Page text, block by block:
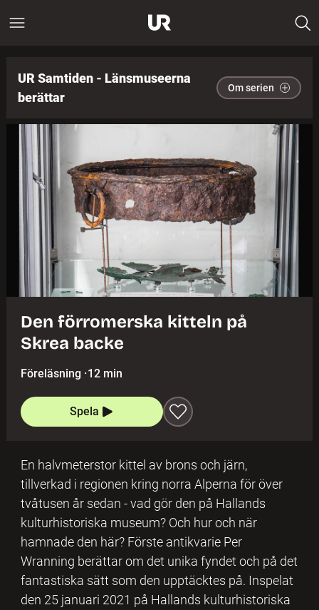
UR Samtiden - Länsmuseerna
berättar
Om serien
Den förromerska kitteln på
Skrea backe
Föreläsning ·12 min
Spela
En halvmeterstor kittel av brons och järn,
tillverkad i regionen kring norra Alperna för över
tvåtusen år sedan - vad gör den på Hallands
kulturhistoriska museum? Och hur och när
hamnade den här? Förste antikvarie Per
Wranning berättar om det unika fyndet och på det
fantastiska sätt som den upptäcktes på. Inspelat
den 25 januari 2021 på Hallands kulturhistoriska